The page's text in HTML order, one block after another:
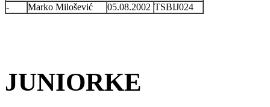
- Marko Milošević 05.08.2002 TSBIJ024
JUNIORKE